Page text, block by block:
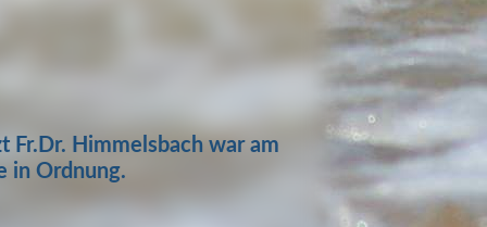
Fr.Dr. Himmelsbach war am
in Ordnung.